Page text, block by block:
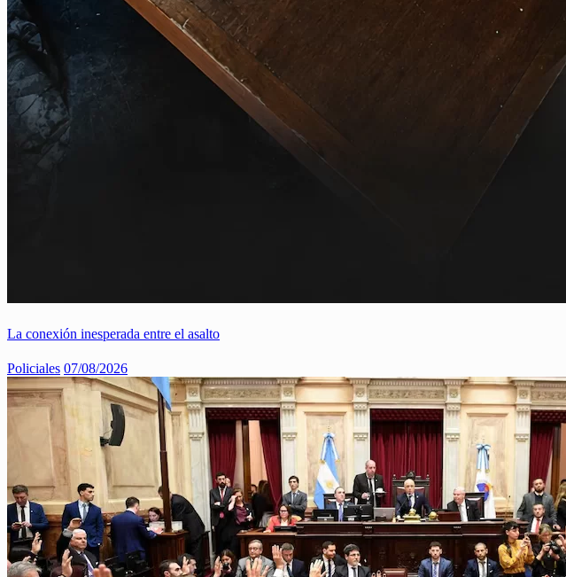
La conexión inesperada entre el asalto
Policiales 07/08/2026